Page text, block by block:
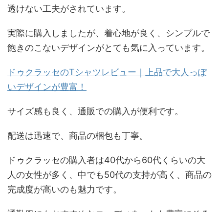
透けない工夫がされています。
実際に購入しましたが、着心地が良く、シンプルで
飽きのこないデザインがとても気に入っています。
ドゥクラッセのTシャツレビュー｜上品で大人っぽ
いデザインが豊富！
サイズ感も良く、通販での購入が便利です。
配送は迅速で、商品の梱包も丁寧。
ドゥクラッセの購入者は40代から60代くらいの大
人の女性が多く、中でも50代の支持が高く、商品の
完成度が高いのも魅力です。